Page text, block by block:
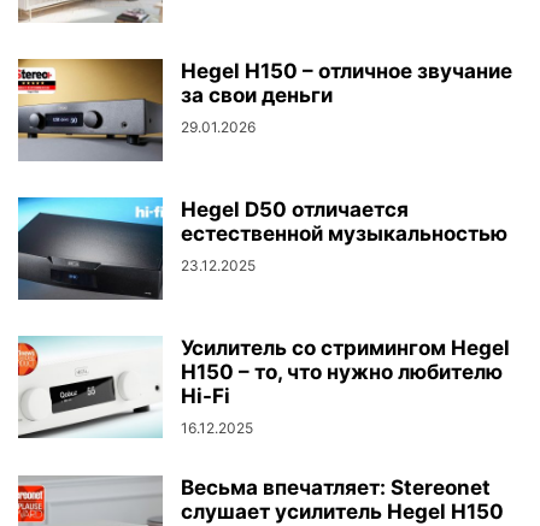
Hegel H150 – отличное звучание
за свои деньги
29.01.2026
Hegel D50 отличается
естественной музыкальностью
23.12.2025
Усилитель со стримингом Hegel
H150 – то, что нужно любителю
Hi-Fi
16.12.2025
Весьма впечатляет: Stereonet
слушает усилитель Hegel H150